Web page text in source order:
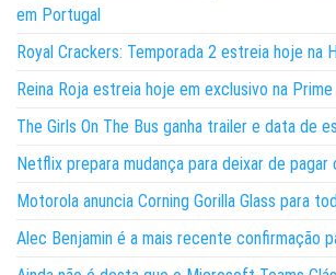
em Portugal
Royal Crackers: Temporada 2 estreia hoje na
Reina Roja estreia hoje em exclusivo na
The Girls On The Bus ganha trailer e data de
Netflix prepara mudança para deixar de pagar
Motorola anuncia Corning Gorilla Glass para
Alec Benjamin é a mais recente confirmação